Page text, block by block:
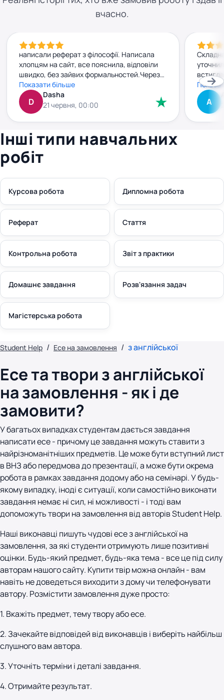
вчасно.
написали реферат з філософії. Написала
хлопцям на сайт, все пояснила, відповіли
швидко, без зайвих формальностей.Через
добу вже мала готову роботу. Текст
нормальний, без води, прочитала — усе
зрозуміло. Заплатила заздалегідь, і жодних
сюрпризів чи “доплат” потім не було. Все
чітко й по-людськи. Рекомендую
Показати більше
D
Dasha
21 червня, 00:00
внести
без
плюс.
А
Інші типи навчальних
робіт
Курсова робота Дипломна робота
Реферат Стаття
Контрольна робота Звіт з практики
Домашнє завдання Розв'язання задач
Магістерська робота
Student Help Есе на замовлення з англійської
Есе та твори з англійської
на замовлення - як і де
замовити?
У багатьох випадках студентам дається завдання
написати есе - причому це завдання можуть ставити з
найрізноманітніших предметів. Це може бути вступний лист
в ВНЗ або передмова до презентації, а може бути окрема
робота в рамках завдання додому або на семінарі. У будь-
якому випадку, іноді є ситуації, коли самостійно виконати
завдання немає ні сил, ні можливості - і тоді вам
допоможуть твори на замовлення від авторів Student Help.
Наші виконавці пишуть чудові есе з англійської на
замовлення, за які студенти отримують лише позитивні
оцінки. Будь-який предмет, будь-яка тема - все це під силу
авторам нашого сайту. Купити твір можна онлайн - вам
навіть не доведеться виходити з дому чи телефонувати
автору. Розмістити замовлення дуже просто:
1. Вкажіть предмет, тему твору або есе.
2. Зачекайте відповідей від виконавців і виберіть найбільш
слушного вам автора.
3. Уточніть терміни і деталі завдання.
4. Отримайте результат.